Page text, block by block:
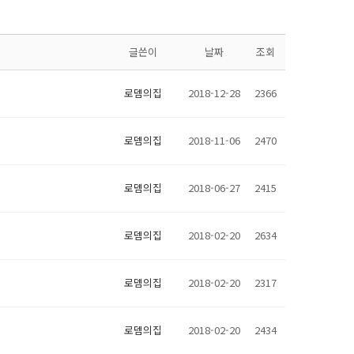
글쓴이 날짜 조회
로뎀의집 2018-12-28 2366
로뎀의집 2018-11-06 2470
로뎀의집 2018-06-27 2415
로뎀의집 2018-02-20 2634
로뎀의집 2018-02-20 2317
로뎀의집 2018-02-20 2434